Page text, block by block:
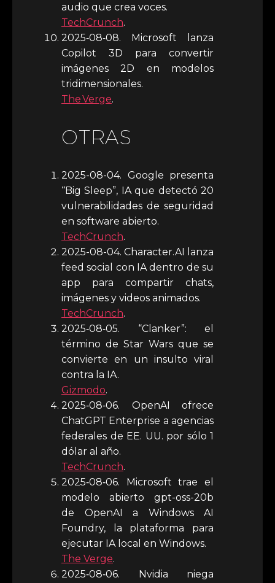
audio que crea voces.
TechCrunch.
2025‑08‑08. Microsoft lanza
Copilot 3D para convertir
imágenes 2D en modelos
tridimensionales.
The Verge.
OTRAS
2025-08-04. Google presenta
“Big Sleep”, IA que detectó 20
vulnerabilidades de seguridad
en software abierto.
TechCrunch.
2025-08-04. Character.AI lanza
feed social con IA dentro de su
app para compartir chats,
imágenes y videos animados.
TechCrunch.
2025‑08‑05. “Clanker”: el
término de Star Wars que se
convierte en un insulto viral
contra la IA.
Gizmodo.
2025‑08‑06. OpenAI ofrece
ChatGPT Enterprise a agencias
federales de EE. UU. por sólo 1
dólar al año.
TechCrunch.
2025‑08‑06. Microsoft trae el
modelo abierto gpt-oss-20b
de OpenAI a Windows AI
Foundry, la plataforma para
ejecutar IA local en Windows.
The Verge.
2025‑08‑06. Nvidia niega